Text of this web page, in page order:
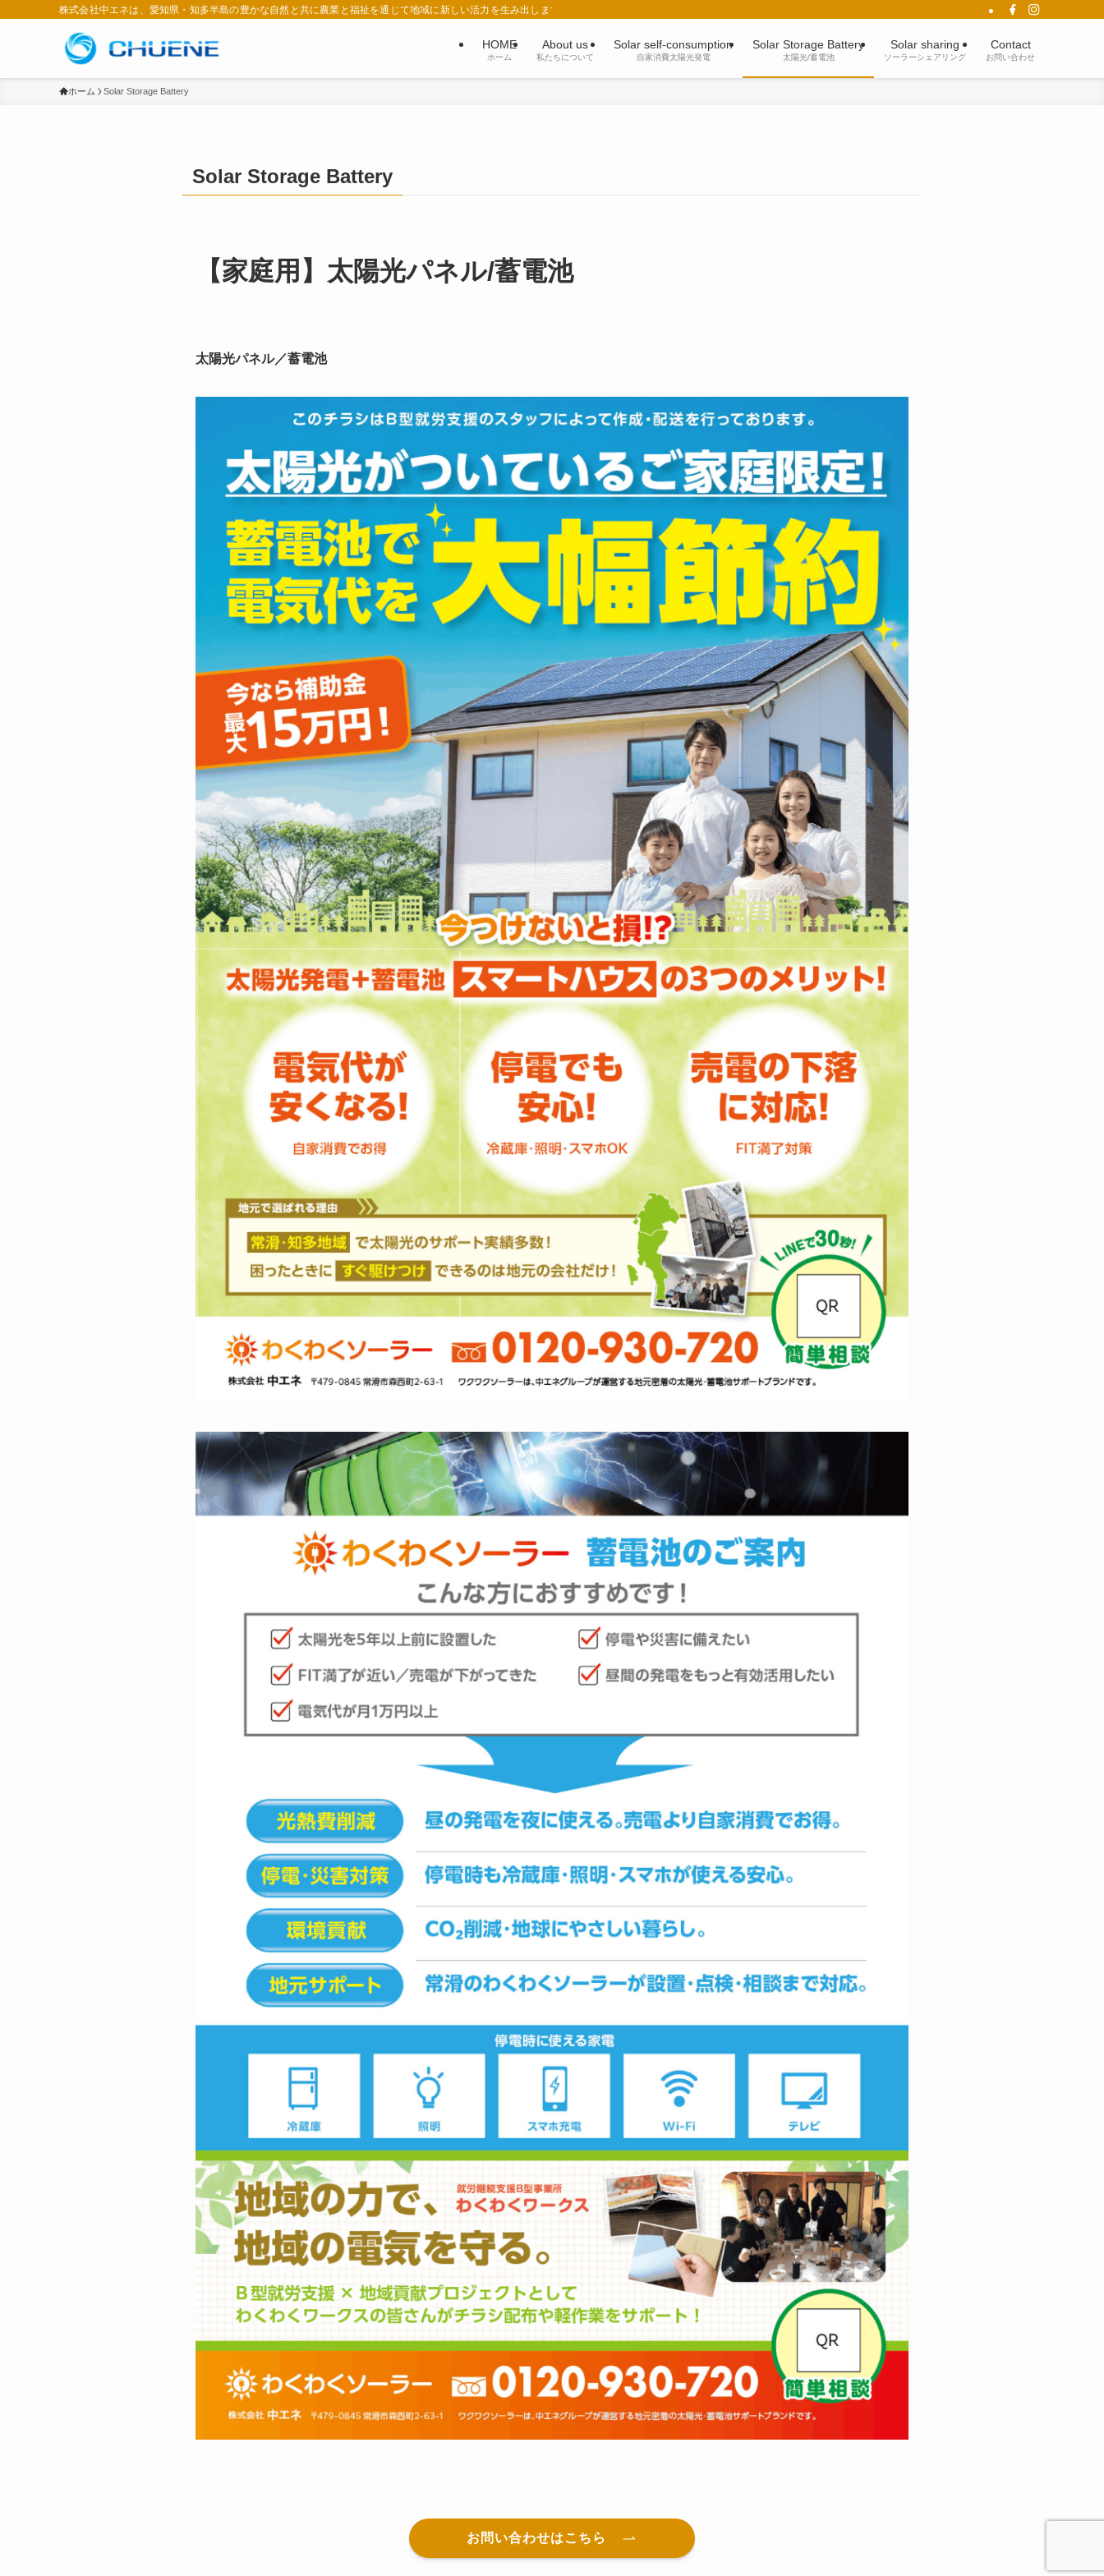
株式会社中エネは、愛知県・知多半島の豊かな自然と共に農業と福祉を通じて地域に新しい活力を生み出します。
HOME
ホーム
About us
私たちについて
Solar self-consumption
自家消費太陽光発電
Solar Storage Battery
太陽光/蓄電池
Solar sharing
ソーラーシェアリング
Contact
お問い合わせ
ホーム Solar Storage Battery
Solar Storage Battery
【家庭用】太陽光パネル/蓄電池
太陽光パネル／蓄電池
お問い合わせはこちら